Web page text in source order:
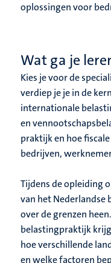
oplossingen voor
Wat ga je
Kies je voor de
verdiep je je in de
internationale
en
praktijk en hoe
bedrijven,
Tijdens de opleiding
van het Nederlandse
over de grenzen
belastingpraktijk
hoe verschillende
en welke factoren